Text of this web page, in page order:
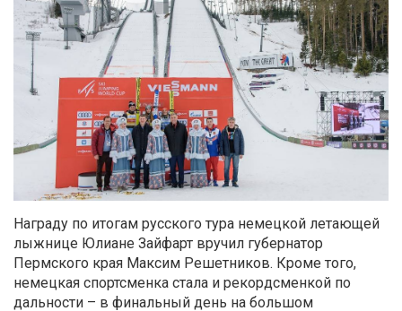
Награду по итогам русского тура немецкой летающей
лыжнице Юлиане Зайфарт вручил губернатор
Пермского края Максим Решетников. Кроме того,
немецкая спортсменка стала и рекордсменкой по
дальности – в финальный день на большом